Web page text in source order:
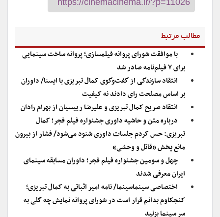
مطالب مرتبط
با موافقت شورای پروانه فیلمسازی؛ پروانه ساخت سینمایی
برای ۷ فیلم‌‌نامه صادر شد
انتقاد سازندگی از گفت‌وگوی کمال تبریزی با ایسنا/ داوران
بر اساس مصلحت رای دادند نه کیفیت
انتقاد صریح کمال تبریزی و علیرضا رییسیان از بهرام رادان
درباره متن و حاشیه داوری جشنواره فیلم فجر؛ کمال
تبریزی: حس کردم جلسات داوری شنود می‌شود/ فشار از بیرون
مانع پخش «قاتل و وحشی»
چهل و سومین جشنواره فیلم فجر؛ داوران مسابقه سینمای
ایران معرفی شدند
اختصاصی سینماسینما/ نامه امیر اثباتی به کمال تبریزی؛
کنجکاوم بدانم قرار است در شورای پروانه نمایش چه گلی به
سر سینما بزنید